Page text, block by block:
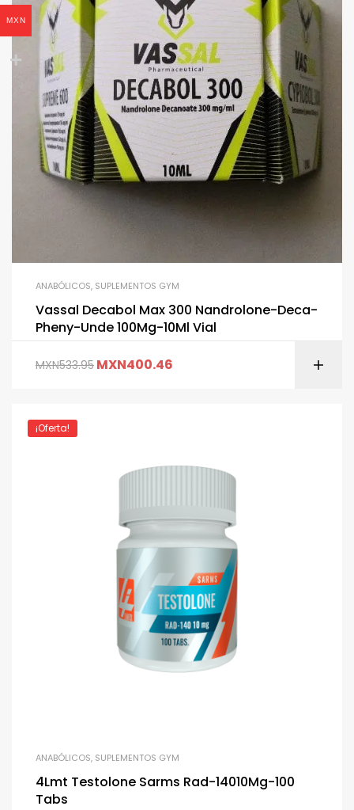
ANABÓLICOS, SUPLEMENTOS GYM
Vassal Decabol Max 300 Nandrolone-Deca-
Pheny-Unde 100Mg-10Ml Vial
MXN533.95 MXN400.46
¡Oferta!
ANABÓLICOS, SUPLEMENTOS GYM
4Lmt Testolone Sarms Rad-14010Mg-100
Tabs
MXN